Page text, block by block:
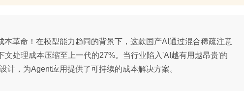
革命！在模型能力趋同的背景下，这款国产AI通过混合稀疏注意
处理成本压缩至上一代的27%。当行业陷入'AI越有用越昂贵'的
计，为Agent应用提供了可持续的成本解决方案。